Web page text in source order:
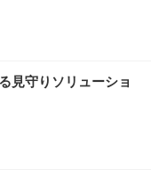
見守りソリューショ